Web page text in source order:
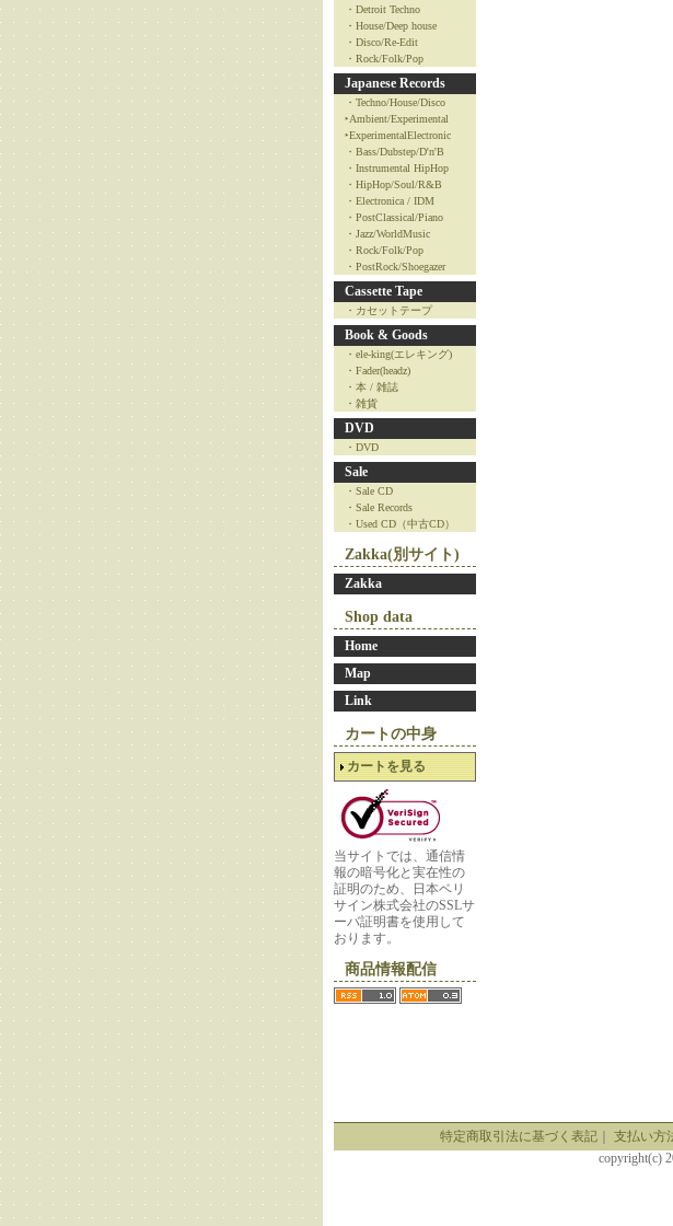
・Detroit Techno
・House/Deep house
・Disco/Re-Edit
・Rock/Folk/Pop
Japanese Records
・Techno/House/Disco
‣Ambient/Experimental
‣ExperimentalElectronic
・Bass/Dubstep/D'n'B
・Instrumental HipHop
・HipHop/Soul/R&B
・Electronica / IDM
・PostClassical/Piano
・Jazz/WorldMusic
・Rock/Folk/Pop
・PostRock/Shoegazer
Cassette Tape
・カセットテープ
Book & Goods
・ele-king(エレキング)
・Fader(headz)
・本 / 雑誌
・雑貨
DVD
・DVD
Sale
・Sale CD
・Sale Records
・Used CD（中古CD）
Zakka(別サイト)
Zakka
Shop data
Home
Map
Link
カートの中身
カートを見る
当サイトでは、通信情
報の暗号化と実在性の
証明のため、日本ベリ
サイン株式会社のSSLサ
ーバ証明書を使用して
おります。
商品情報配信
特定商取引法に基づく表記｜ 支払い方
copyright(c)